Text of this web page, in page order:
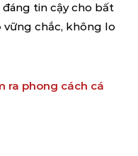
tin cậy cho bất
chắc, không lo
ra phong cách cá